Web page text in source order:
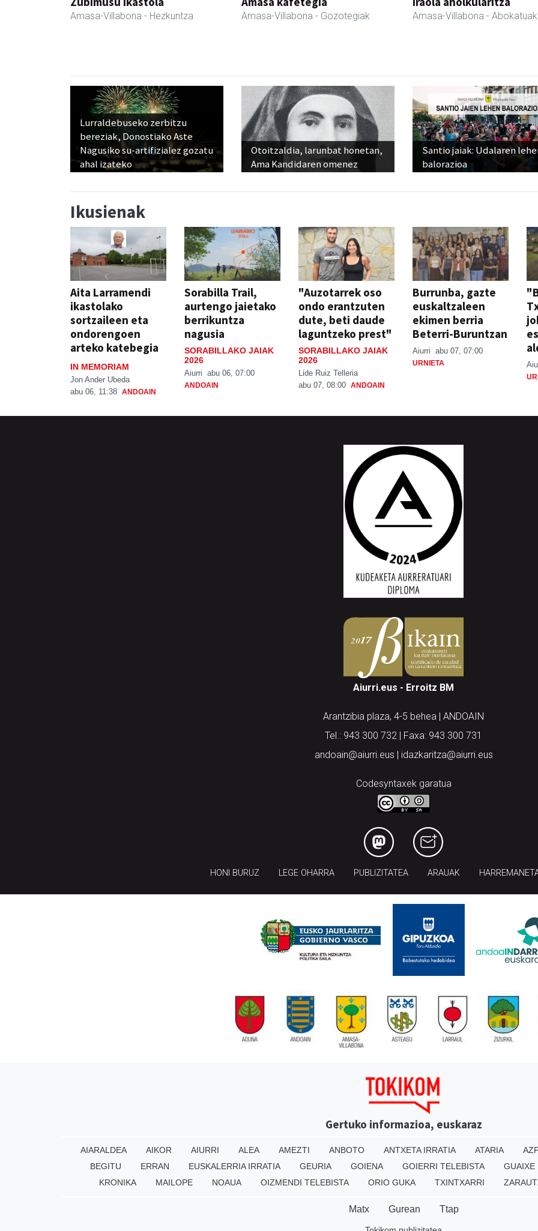
Amasa-Villabona - Hezkuntza Amasa-Villabona - Gozotegiak Amasa-Villabona - Abokatuak
Lurraldebuseko zerbitzu
bereziak, Donostiako Aste
Nagusiko su-artifizialez gozatu
ahal izateko
Otoitzaldia, larunbat honetan,
Ama Kandidaren omenez
Santio jaiak: Udalaren
balorazioa
Ikusienak
Aita Larramendi
ikastolako
sortzaileen eta
ondorengoen
arteko katebegia
IN MEMORIAM
Jon Ander Ubeda
abu 06, 11:38 ANDOAIN
Sorabilla Trail,
aurtengo jaietako
berrikuntza
nagusia
SORABILLAKO JAIAK
2026
Aiurri abu 06, 07:00
ANDOAIN
"Auzotarrek oso
ondo erantzuten
dute, beti daude
laguntzeko prest"
SORABILLAKO JAIAK
2026
Lide Ruiz Telleria
abu 07, 08:00 ANDOAIN
Burrunba, gazte
euskaltzaleen
ekimen berria
Beterri-Buruntzan
Aiurri abu 07, 07:00
URNIETA
Aiurri.eus - Erroitz BM
Arantzibia plaza, 4-5 behea | ANDOAIN
Tel.: 943 300 732 | Faxa: 943 300 731
andoain@aiurri.eus | idazkaritza@aiurri.eus
Codesyntaxek garatua
HONI BURUZ LEGE OHARRA PUBLIZITATEA ARAUAK
Gertuko informazioa, euskaraz
AIARALDEA AIKOR AIURRI ALEA AMEZTI ANBOTO ANTXETA IRRATIA ATARIA
BEGITU
ERRAN EUSKALERRIA IRRATIA GEURIA GOIENA GOIERRI TELEBISTA
GUAIXE
KRONIKA
MAILOPE NOAUA OIZMENDI TELEBISTA ORIO GUKA TXINTXARRI
Matx Gurean Ttap